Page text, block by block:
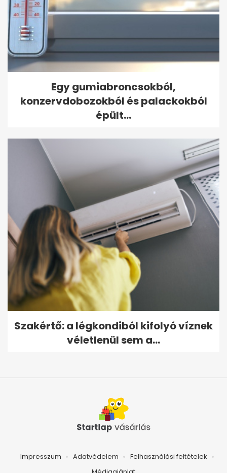
Egy gumiabroncsokból,
konzervdobozokból és palackokból
épült...
Szakértő: a légkondiból kifolyó víznek
véletlenül sem a...
Impresszum Adatvédelem
Felhasználási feltételek